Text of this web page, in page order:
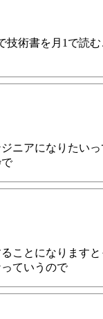
術書を月1で読
ニアになりたい
ことになります
ていうので